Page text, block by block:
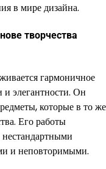
в мире дизайна.
творчества
гармоничное
и элегантности. Он
которые в то же
Его работы
и неповторимыми.